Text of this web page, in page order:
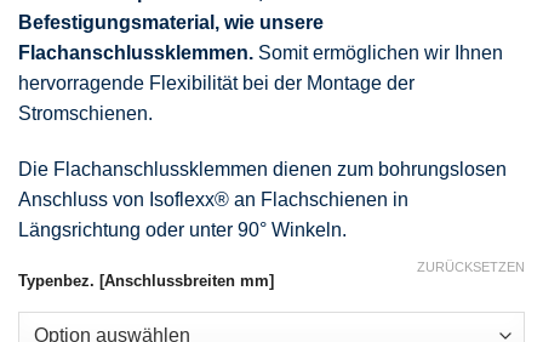
Befestigungsmaterial, wie unsere
Flachanschlussklemmen. Somit ermöglichen wir Ihnen
hervorragende Flexibilität bei der Montage der
Stromschienen.
Die Flachanschlussklemmen dienen zum bohrungslosen
Anschluss von Isoflexx® an Flachschienen in
Längsrichtung oder unter 90° Winkeln.
Typenbez. [Anschlussbreiten mm]
ZURÜCKSETZEN